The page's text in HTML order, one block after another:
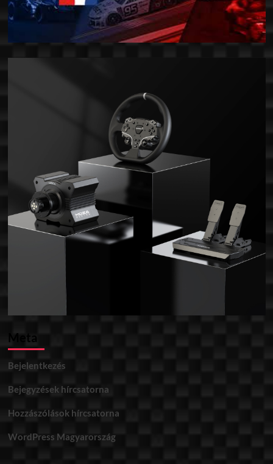
Meta
Bejelentkezés
Bejegyzések hírcsatorna
Hozzászólások hírcsatorna
WordPress Magyarország